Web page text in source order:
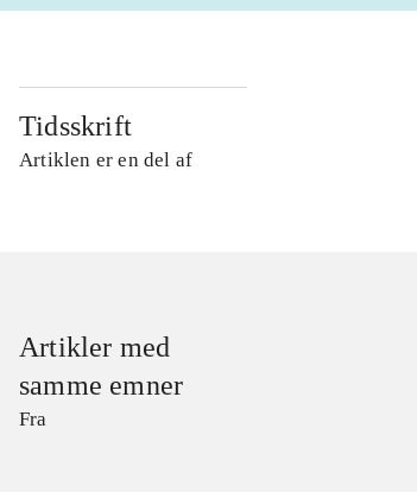
Tidsskrift
Artiklen er en del af
Artikler med
samme emner
Fra